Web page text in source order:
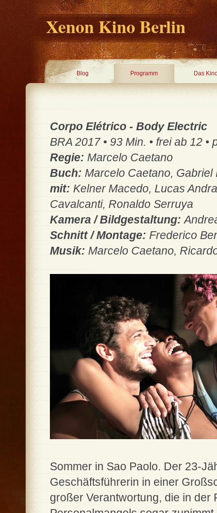
Xenon Kino Berlin
Blog Programm Das
Corpo Elétrico - Body Electric
BRA 2017 • 93 Min. • frei ab 12 •
Regie: Marcelo Caetano
Buch: Marcelo Caetano,
mit: Kelner Macedo, Lucas
Cavalcanti, Ronaldo Serruya
Kamera / Bildgestaltung:
Schnitt / Montage: Frederico
Musik: Marcelo Caetano,
Sommer in Sao Paolo. Der 23-
Geschäftsführerin in einer
großer Verantwortung, die in der